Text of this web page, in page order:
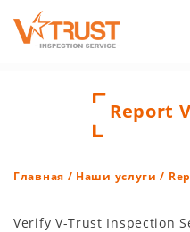
Report
Главная / Наши услуги /
Verify V-Trust Inspection